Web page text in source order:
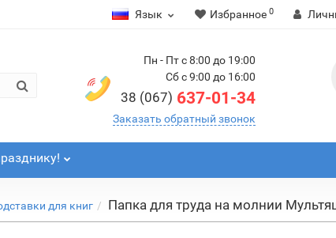
Язык Избранное 0
Пн - Пт с 8:00 до 19:00
Сб с 9:00 до 16:00
38 (067) 637-01-34
Заказать обратный звонок
для книг Папка для труда на молнии